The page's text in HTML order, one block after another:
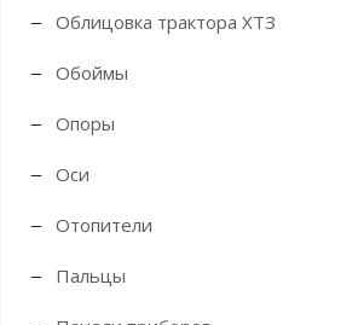
Облицовка трактора ХТЗ
Обоймы
Опоры
Оси
Отопители
Пальцы